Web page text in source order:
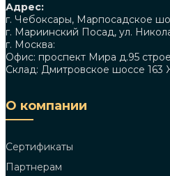
Адрес:
г. Чебоксары, Марпосадское
г. Мариинский Посад, ул.
г. Москва:
Офис: проспект Мира д.95
Склад: Дмитровское шоссе 163
О компании
Сертификаты
Партнерам